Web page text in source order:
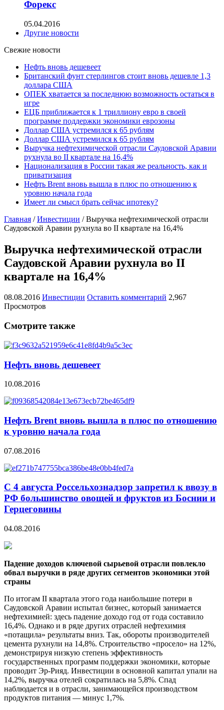
Форекс
05.04.2016
Другие новости
Свежие новости
Нефть вновь дешевеет
Британский фунт стерлингов стоит вновь дешевле 1,3
доллара США
ОПЕК хватается за последнюю возможность остаться в
игре
ЕЦБ приближается к 1 триллиону евро в своей
программе поддержки экономики еврозоны
Доллар США устремился к 65 рублям
Доллар США устремился к 65 рублям
Выручка нефтехимической отрасли Саудовской Аравии
рухнула во II квартале на 16,4%
Национализация в России такая же реальность, как и
приватизация
Нефть Brent вновь вышла в плюс по отношению к
уровню начала года
Имеет ли смысл брать сейчас ипотеку?
Главная / Инвестиции / Выручка нефтехимической отрасли
Саудовской Аравии рухнула во II квартале на 16,4%
Выручка нефтехимической отрасли
Саудовской Аравии рухнула во II
квартале на 16,4%
08.08.2016 Инвестиции Оставить комментарий 2,967
Просмотров
Смотрите также
Нефть вновь дешевеет
10.08.2016
Нефть Brent вновь вышла в плюс по отношению
к уровню начала года
07.08.2016
C 4 августа Россельхознадзор запретил к ввозу в
РФ большинство овощей и фруктов из Боснии и
Герцеговины
04.08.2016
Падение доходов ключевой сырьевой отрасли повлекло
обвал выручки в ряде других сегментов экономики этой
страны
По итогам II квартала этого года наибольшие потери в
Саудовской Аравии испытал бизнес, который занимается
нефтехимией: здесь падение доходо год от года составило
16,4%. Однако и в ряде других отраслей нефтехимия
«потащила» результаты вниз. Так, обороты производителей
цемента рухнули на 14,8%. Строительство «просело» на 12%,
демонстрируя низкую степень эффективность
государственных программ поддержки экономики, которые
проводит Эр-Рияд. Инвестиции в основной капитал упали на
14,2%, выручка отелей сократилась на 5,8%. Спад
наблюдается и в отрасли, занимающейся производством
продуктов питания — минус 1,7%.